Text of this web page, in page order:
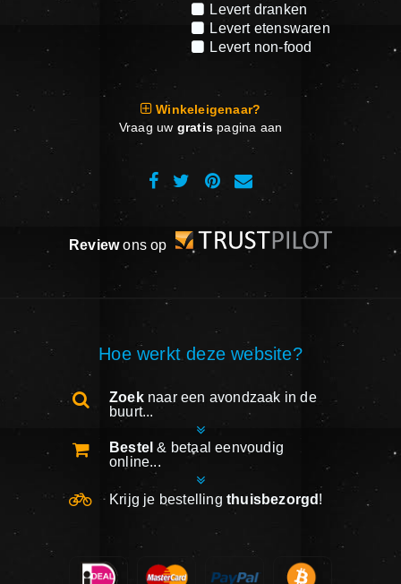
Levert dranken
Levert etenswaren
Levert non-food
Winkeleigenaar?
Vraag uw gratispagina aan
Reviewons op
Hoe werkt deze website?
Zoeknaar een avondzaak in de
buurt...
Bestel & betaal eenvoudig
online...
Krijg je bestelling thuisbezorgd !